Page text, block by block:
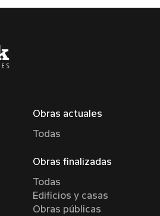
Obras actuales
Todas
Obras finalizadas
Todas
Edificios y casas
Obras públicas